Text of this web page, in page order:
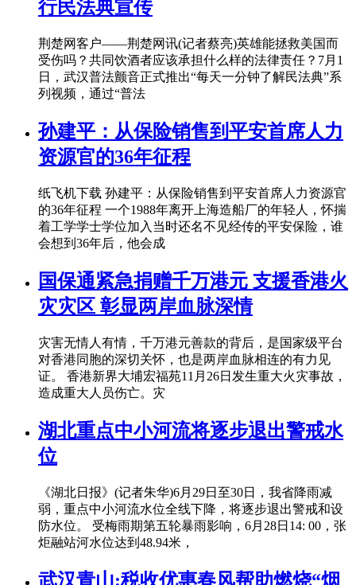
行民法典宣传
荆楚网客户——荆楚网讯(记者蔡亮)英雄能拯救美国而
受伤吗？共同饮酒者应该承担什么样的法律责任？7月1
日，武汉普法颤音正式推出“每天一分钟了解民法典”系
列视频，通过“普法
孙建平：从保险销售到平安首席人力
资源官的36年征程
纸飞机下载 孙建平：从保险销售到平安首席人力资源官
的36年征程 一个1988年离开上海造船厂的年轻人，怀揣
着工学学士学位加入当时还名不见经传的平安保险，谁
会想到36年后，他会成
国保通紧急捐赠千万港元 支援香港火
灾灾区 彰显两岸血脉深情
灾害无情人有情，千万港元善款的背后，是国家级平台
对香港同胞的深切关怀，也是两岸血脉相连的有力见
证。 香港新界大埔宏福苑11月26日发生重大火灾事故，
造成重大人员伤亡。灾
湖北重点中小河流将逐步退出警戒水
位
《湖北日报》(记者朱华)6月29日至30日，我省降雨减
弱，重点中小河流水位全线下降，将逐步退出警戒和设
防水位。 受梅雨期第五轮暴雨影响，6月28日14: 00，张
炬融站河水位达到48.94米，
武汉青山:税收优惠春风帮助燃烧“烟